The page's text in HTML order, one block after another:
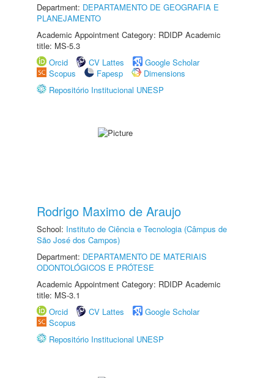
Department: DEPARTAMENTO DE GEOGRAFIA E
PLANEJAMENTO
Academic Appointment Category: RDIDP Academic
title: MS-5.3
Orcid
CV Lattes
Google Scholar
Scopus
Fapesp
Dimensions
Repositório Institucional UNESP
Rodrigo Maximo de Araujo
School: Instituto de Ciência e Tecnologia (Câmpus de
São José dos Campos)
Department: DEPARTAMENTO DE MATERIAIS
ODONTOLÓGICOS E PRÓTESE
Academic Appointment Category: RDIDP Academic
title: MS-3.1
Orcid
CV Lattes
Google Scholar
Scopus
Repositório Institucional UNESP